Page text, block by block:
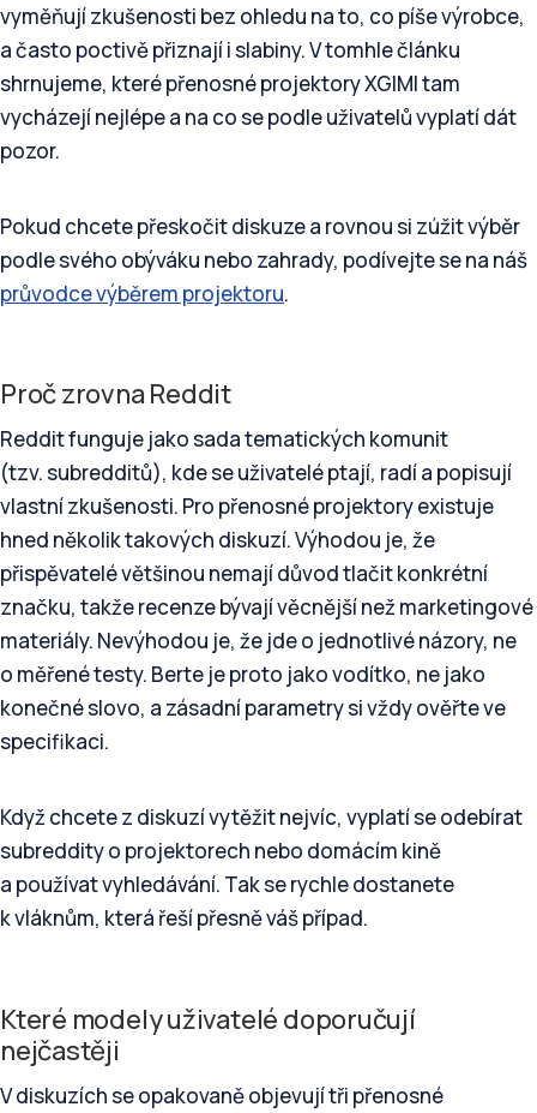
vyměňují zkušenosti bez ohledu na to, co píše výrobce,
a často poctivě přiznají i slabiny. V tomhle článku
shrnujeme, které přenosné projektory XGIMI tam
vycházejí nejlépe a na co se podle uživatelů vyplatí dát
pozor.
Pokud chcete přeskočit diskuze a rovnou si zúžit výběr
podle svého obýváku nebo zahrady, podívejte se na náš
průvodce výběrem projektoru.
Proč zrovna Reddit
Reddit funguje jako sada tematických komunit
(tzv. subredditů), kde se uživatelé ptají, radí a popisují
vlastní zkušenosti. Pro přenosné projektory existuje
hned několik takových diskuzí. Výhodou je, že
přispěvatelé většinou nemají důvod tlačit konkrétní
značku, takže recenze bývají věcnější než marketingové
materiály. Nevýhodou je, že jde o jednotlivé názory, ne
o měřené testy. Berte je proto jako vodítko, ne jako
konečné slovo, a zásadní parametry si vždy ověřte ve
specifikaci.
Když chcete z diskuzí vytěžit nejvíc, vyplatí se odebírat
subreddity o projektorech nebo domácím kině
a používat vyhledávání. Tak se rychle dostanete
k vláknům, která řeší přesně váš případ.
Které modely uživatelé doporučují
nejčastěji
V diskuzích se opakovaně objevují tři přenosné